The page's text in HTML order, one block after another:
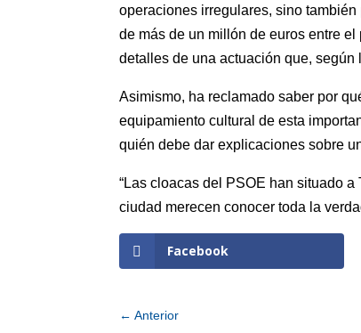
operaciones irregulares, sino
de más de un millón de euros entre
detalles de una actuación que,
Asimismo, ha reclamado saber por
equipamiento cultural de esta
quién debe dar explicaciones sobre
“Las cloacas del PSOE han situado
ciudad merecen conocer toda la
Facebook
←Anterior